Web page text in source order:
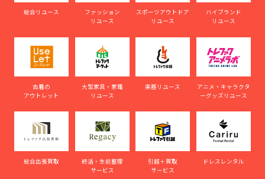
総合リユース
ファッション
リユース
スポーツアウトドア
リユース
ハイブランド
リユース
古着の
アウトレット
大型家具・家電
リユース
楽器リユース
アニメ・キャラクタ
ーグッズリユース
総合出張買取
終活・生前整理
サービス
引越＋買取
サービス
ドレスレンタル